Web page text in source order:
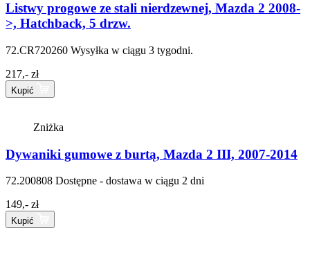
Listwy progowe ze stali nierdzewnej, Mazda 2 2008-
>, Hatchback, 5 drzw.
72.CR720260 Wysyłka w ciągu 3 tygodni.
217,- zł
Kupić
Zniżka
Dywaniki gumowe z burtą, Mazda 2 III, 2007-2014
72.200808 Dostępne - dostawa w ciągu 2 dni
149,- zł
Kupić